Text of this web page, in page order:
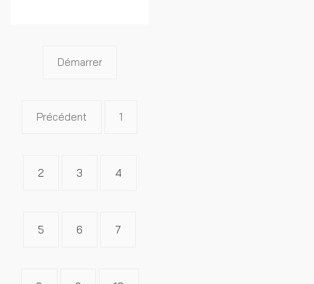
Démarrer
Précédent 1
2 3 4
5 6 7